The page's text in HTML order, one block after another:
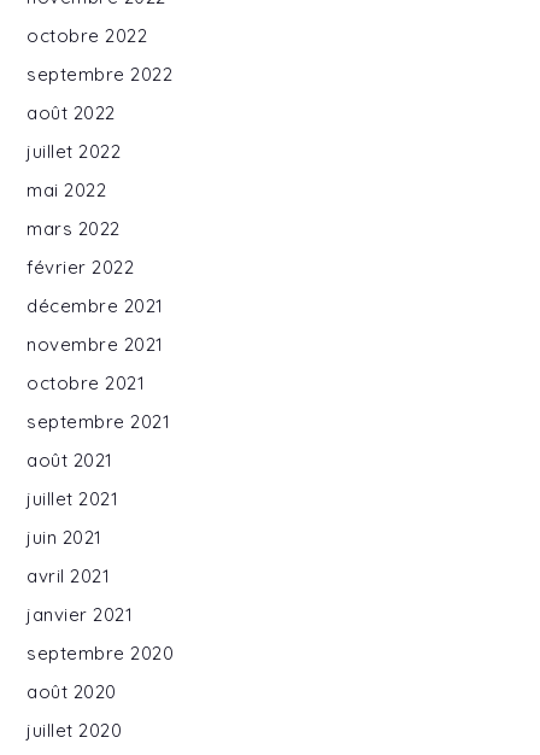
octobre 2022
septembre 2022
août 2022
juillet 2022
mai 2022
mars 2022
février 2022
décembre 2021
novembre 2021
octobre 2021
septembre 2021
août 2021
juillet 2021
juin 2021
avril 2021
janvier 2021
septembre 2020
août 2020
juillet 2020